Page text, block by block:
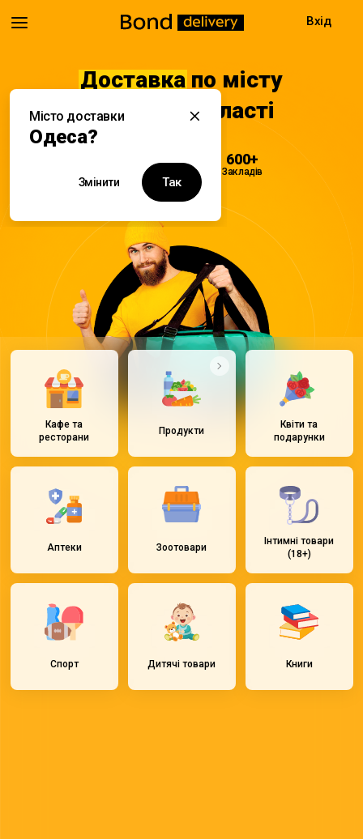
Місто доставки
Одеса?
Змінити Так
Вхід
Доставка по місту
Одеса та області
08:00 - 22:00
Доставка
600+
Закладів
Кафе та
ресторани
Продукти
Квіти та
подарунки
Аптеки Зоотовари
Інтимні товари
(18+)
Спорт Дитячі товари Книги